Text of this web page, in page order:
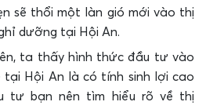
sẽ thổi một làn gió mới vào thị
dưỡng tại Hội An.
ta thấy hình thức đầu tư vào
tại Hội An là có tính sinh lợi cao
tư bạn nên tìm hiểu rõ về thị